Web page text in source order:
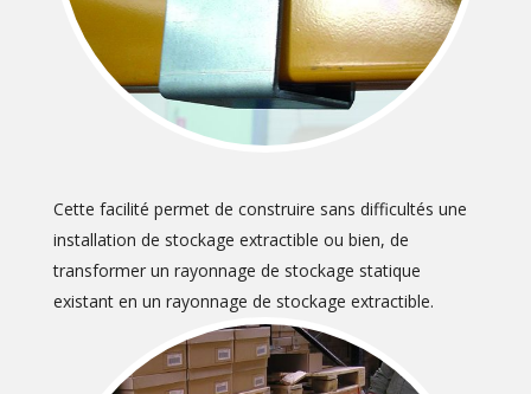
Cette facilité permet de construire sans difficultés une
installation de stockage extractible ou bien, de
transformer un rayonnage de stockage statique
existant en un rayonnage de stockage extractible.